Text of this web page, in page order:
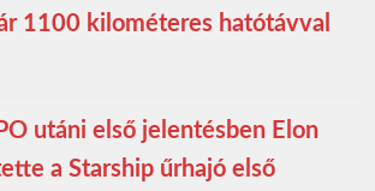
1100 kilométeres hatótávval
utáni első jelentésben Elon
a Starship űrhajó első